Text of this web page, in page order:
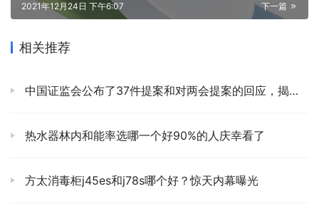
下一篇
2021年12月24日 下午6:07
相关推荐
中国证监会公布了37件提案和对两会提案的回应，揭示了这十大亮点
热水器林内和能率选哪一个好90%的人庆幸看了
方太消毒柜j45es和j78s哪个好？惊天内幕曝光